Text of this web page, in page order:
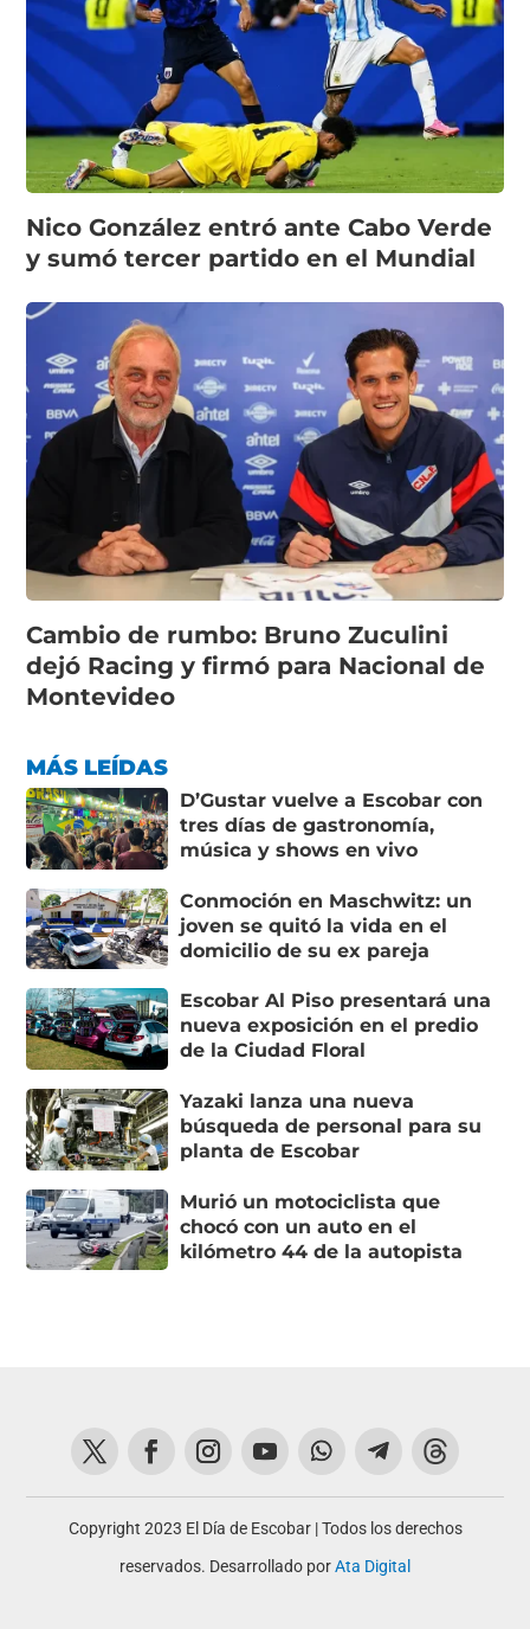
Nico González entró ante Cabo Verde
y sumó tercer partido en el Mundial
Cambio de rumbo: Bruno Zuculini
dejó Racing y firmó para Nacional de
Montevideo
MÁS LEÍDAS
D’Gustar vuelve a Escobar con
tres días de gastronomía,
música y shows en vivo
Conmoción en Maschwitz: un
joven se quitó la vida en el
domicilio de su ex pareja
Escobar Al Piso presentará una
nueva exposición en el predio
de la Ciudad Floral
Yazaki lanza una nueva
búsqueda de personal para su
planta de Escobar
Murió un motociclista que
chocó con un auto en el
kilómetro 44 de la autopista
Copyright 2023 El Día de Escobar | Todos los derechos
reservados. Desarrollado porAta Digital